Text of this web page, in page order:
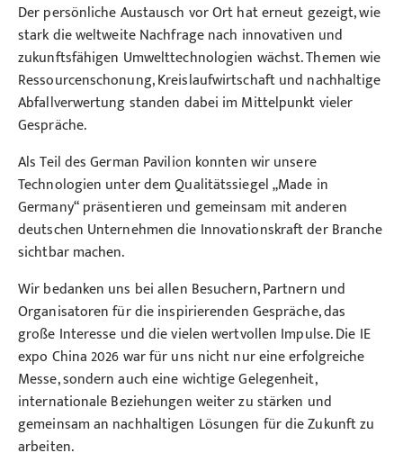
Der persönliche Austausch vor Ort hat erneut gezeigt, wie
stark die weltweite Nachfrage nach innovativen und
zukunftsfähigen Umwelttechnologien wächst. Themen wie
Ressourcenschonung, Kreislaufwirtschaft und nachhaltige
Abfallverwertung standen dabei im Mittelpunkt vieler
Gespräche.
Als Teil des German Pavilion konnten wir unsere
Technologien unter dem Qualitätssiegel „Made in
Germany“ präsentieren und gemeinsam mit anderen
deutschen Unternehmen die Innovationskraft der Branche
sichtbar machen.
Wir bedanken uns bei allen Besuchern, Partnern und
Organisatoren für die inspirierenden Gespräche, das
große Interesse und die vielen wertvollen Impulse. Die IE
expo China 2026 war für uns nicht nur eine erfolgreiche
Messe, sondern auch eine wichtige Gelegenheit,
internationale Beziehungen weiter zu stärken und
gemeinsam an nachhaltigen Lösungen für die Zukunft zu
arbeiten.